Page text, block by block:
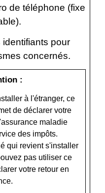
de téléphone (fixe
pour
concernés.
:
à l'étranger, ce
de déclarer votre
maladie
des impôts.
qui revient s'installer
pas utiliser ce
votre retour en